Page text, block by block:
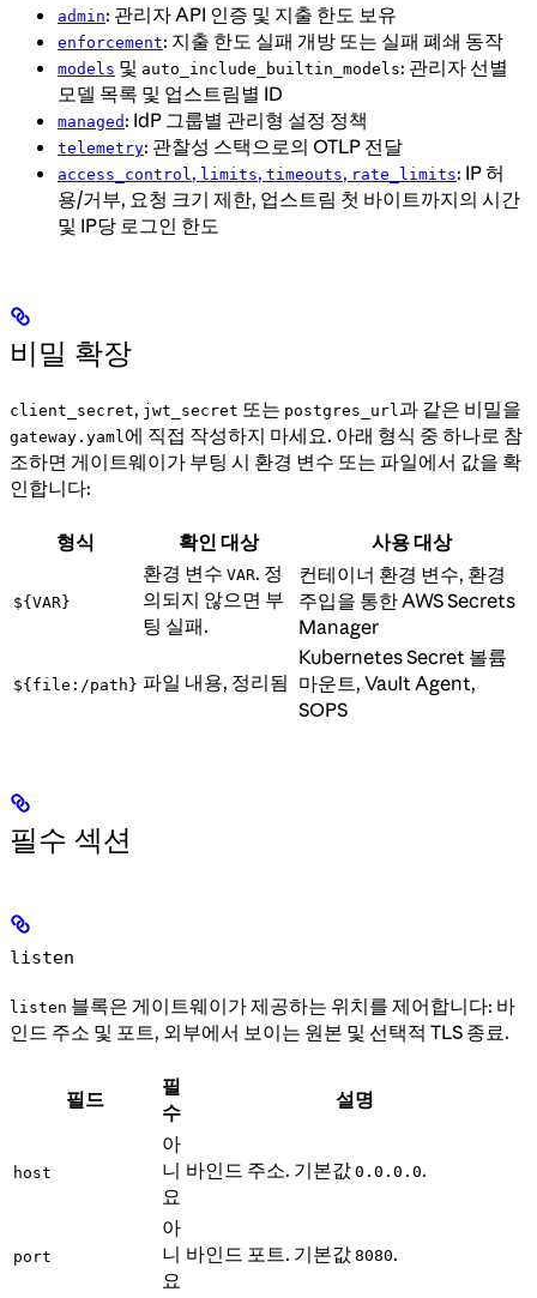
admin: 관리자 API 인증 및 지출 한도 보유
enforcement: 지출 한도 실패 개방 또는 실패 폐쇄 동작
models 및 auto_include_builtin_models: 관리자 선별
모델 목록 및 업스트림별 ID
managed : IdP 그룹별 관리형 설정 정책
telemetry: 관찰성 스택으로의 OTLP 전달
access_control , limits, timeouts, rate_limits: IP 허
용/거부, 요청 크기 제한, 업스트림 첫 바이트까지의 시간
및 IP당 로그인 한도
비밀 확장
client_secret, jwt_secret 또는 postgres_url과 같은 비밀을
gateway.yaml에 직접 작성하지 마세요. 아래 형식 중 하나로 참
조하면 게이트웨이가 부팅 시 환경 변수 또는 파일에서 값을 확
인합니다:
형식 확인 대상 사용 대상
${VAR}
환경 변수 VAR. 정
의되지 않으면 부
팅 실패.
컨테이너 환경 변수, 환경
주입을 통한 AWS Secrets
Manager
${file:/path} 파일 내용, 정리됨
Kubernetes Secret 볼륨
마운트, Vault Agent,
SOPS
필수 섹션
listen
listen 블록은 게이트웨이가 제공하는 위치를 제어합니다: 바
인드 주소 및 포트, 외부에서 보이는 원본 및 선택적 TLS 종료.
필드
필
수
설명
host
아
니
요
바인드 주소. 기본값 0.0.0.0.
port
아
니
요
바인드 포트. 기본값 8080.